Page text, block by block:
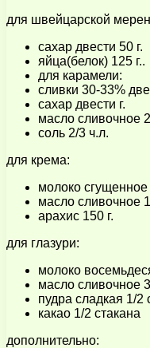
для швейцарской
сахар двести 50 г.
яйца(белок) 125 г..
для карамели:
сливки 30-33%
сахар двести г.
масло сливочное
соль 2/3 ч.л.
для крема:
молоко
масло сливочное
арахис 150 г.
для глазури:
молоко
масло сливочное
пудра сладкая 1/2
какао 1/2 стакана
дополнительно: